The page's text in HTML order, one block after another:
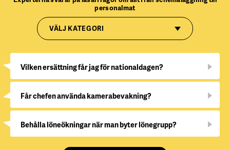
personalmat
VÄLJ KATEGORI
Vilken ersättning får jag för nationaldagen?
Får chefen använda kamerabevakning?
Behålla löneökningar när man byter lönegrupp?